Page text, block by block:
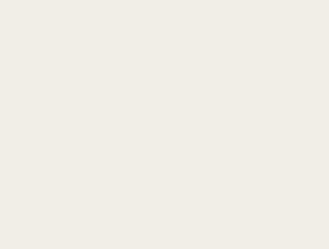
--quick